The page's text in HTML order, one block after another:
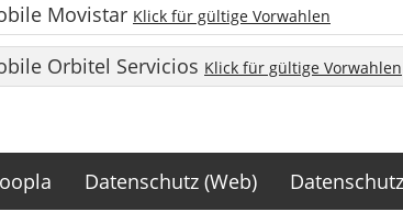
Movistar Klick für gültige Vorwahlen
Orbitel Servicios Klick für gültige Vorwahlen
Datenschutz (Web)